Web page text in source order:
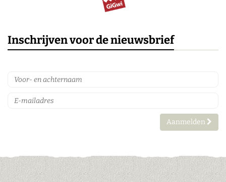
Inschrijven voor de nieuwsbrief
Aanmelden